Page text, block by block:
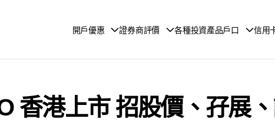
開戶優惠 證券商評價 各種投資產品戶口 信用
香港上市 招股價、孖展